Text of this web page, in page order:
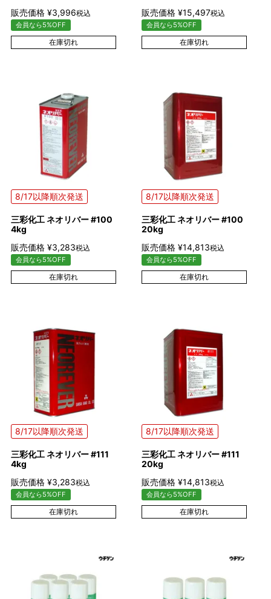
販売価格 ¥3,996税込
会員なら5%OFF
在庫切れ
販売価格 ¥15,497税込
会員なら5%OFF
在庫切れ
8/17以降順次発送
三彩化工 ネオリバー #100
4kg
販売価格 ¥3,283税込
会員なら5%OFF
在庫切れ
8/17以降順次発送
三彩化工 ネオリバー #100
20kg
販売価格 ¥14,813税込
会員なら5%OFF
在庫切れ
8/17以降順次発送
三彩化工 ネオリバー #111
4kg
販売価格 ¥3,283税込
会員なら5%OFF
在庫切れ
8/17以降順次発送
三彩化工 ネオリバー #111
20kg
販売価格 ¥14,813税込
会員なら5%OFF
在庫切れ